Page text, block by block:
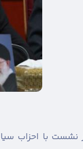
نشست با احزاب